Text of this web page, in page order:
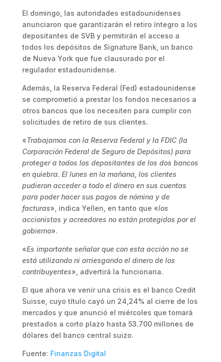
El domingo, las autoridades estadounidenses
anunciaron que garantizarán el retiro íntegro a los
depositantes de SVB y permitirán el acceso a
todos los depósitos de Signature Bank, un banco
de Nueva York que fue clausurado por el
regulador estadounidense.
Además, la Reserva Federal (Fed) estadounidense
se comprometió a prestar los fondos necesarios a
otros bancos que los necesiten para cumplir con
solicitudes de retiro de sus clientes.
«Trabajamos con la Reserva Federal y la FDIC (la
Corporación Federal de Seguro de Depósitos) para
proteger a todos los depositantes de los dos bancos
en quiebra. El lunes en la mañana, los clientes
pudieron acceder a todo el dinero en sus cuentas
para poder hacer sus pagos de nómina y de
facturas», indica Yellen, en tanto que «los
accionistas y acreedores no están protegidos por el
gobierno».
«Es importante señalar que con esta acción no se
está utilizando ni arriesgando el dinero de los
contribuyentes», advertirá la funcionaria.
El que ahora ve venir una crisis es el banco Credit
Suisse, cuyo título cayó un 24,24% al cierre de los
mercados y que anunció el miércoles que tomará
prestados a corto plazo hasta 53.700 millones de
dólares del banco central suizo.
Fuente: Finanzas Digital